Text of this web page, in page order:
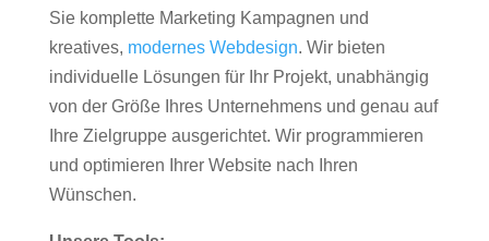
Sie komplette Marketing Kampagnen und
kreatives, modernes Webdesign. Wir bieten
individuelle Lösungen für Ihr Projekt, unabhängig
von der Größe Ihres Unternehmens und genau auf
Ihre Zielgruppe ausgerichtet. Wir programmieren
und optimieren Ihrer Website nach Ihren
Wünschen.